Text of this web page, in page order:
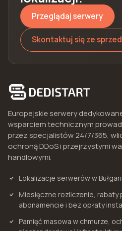
Przeglądaj serwery
Skontaktuj się ze
Europejskie serwery
wsparciem technicznym
przez specjalistów 24/7/365,
ochroną DDoS i przejrzystymi
handlowymi.
Lokalizacje serwerów w
Miesięczne rozliczenie, rabaty
abonamencie i bez opłaty
Pamięć masowa w chmurze,